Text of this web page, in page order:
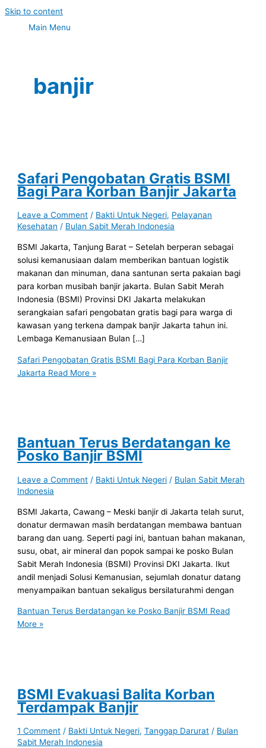
Skip to content
Main Menu
banjir
Safari Pengobatan Gratis BSMI
Bagi Para Korban Banjir Jakarta
Leave a Comment / Bakti Untuk Negeri, Pelayanan
Kesehatan / Bulan Sabit Merah Indonesia
BSMI Jakarta, Tanjung Barat – Setelah berperan sebagai
solusi kemanusiaan dalam memberikan bantuan logistik
makanan dan minuman, dana santunan serta pakaian bagi
para korban musibah banjir jakarta. Bulan Sabit Merah
Indonesia (BSMI) Provinsi DKI Jakarta melakukan
serangkaian safari pengobatan gratis bagi para warga di
kawasan yang terkena dampak banjir Jakarta tahun ini.
Lembaga Kemanusiaan Bulan […]
Safari Pengobatan Gratis BSMI Bagi Para Korban Banjir
Jakarta Read More »
Bantuan Terus Berdatangan ke
Posko Banjir BSMI
Leave a Comment / Bakti Untuk Negeri / Bulan Sabit Merah
Indonesia
BSMI Jakarta, Cawang – Meski banjir di Jakarta telah surut,
donatur dermawan masih berdatangan membawa bantuan
barang dan uang. Seperti pagi ini, bantuan bahan makanan,
susu, obat, air mineral dan popok sampai ke posko Bulan
Sabit Merah Indonesia (BSMI) Provinsi DKI Jakarta. Ikut
andil menjadi Solusi Kemanusian, sejumlah donatur datang
menyampaikan bantuan sekaligus bersilaturahmi dengan
Bantuan Terus Berdatangan ke Posko Banjir BSMI Read
More »
BSMI Evakuasi Balita Korban
Terdampak Banjir
1 Comment / Bakti Untuk Negeri,Tanggap Darurat / Bulan
Sabit Merah Indonesia